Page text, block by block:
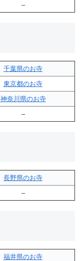
–
千葉県のお寺
東京都のお寺
神奈川県のお寺
–
長野県のお寺
–
福井県のお寺